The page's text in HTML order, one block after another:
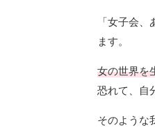
「女子会
ます。
女の世界を
恐れて、自
そのような